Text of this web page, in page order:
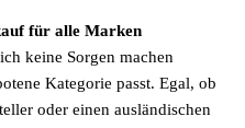
für alle Marken
keine Sorgen machen
Kategorie passt. Egal, ob
oder einen ausländischen